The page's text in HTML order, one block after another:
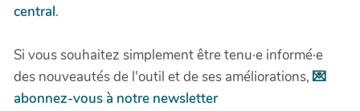
central.
Si vous souhaitez simplement être tenu·e informé·e
des nouveautés de l'outil et de ses améliorations, 💌
abonnez-vous à notre newsletter